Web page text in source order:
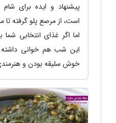
پیشنهاد و ایده برای
است، از مرصع پلو گرفته تا
اما اگر غذای انتخابی
این شب هم خوانی داشته
خوش سلیقه بودن و